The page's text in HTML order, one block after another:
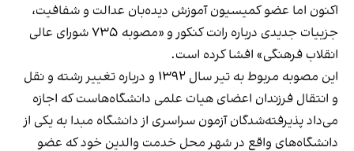
اکنون اما عضو کمیسیون آموزش دیده‌بان عدالت و شفافیت،
جزییات جدیدی درباره رانت کنکور و «مصوبه ۷۳۵ شورای عالی
انقلاب فرهنگی» افشا کرده است.
این مصوبه مربوط به تیر سال ۱۳۹۲ و درباره تغییر رشته و نقل
و انتقال فرزندان اعضای هیات علمی دانشگاه‌هاست که اجازه
می‌داد پذیرفته‌شدگان آزمون سراسری از دانشگاه مبدا به یکی از
دانشگاه‌های واقع در شهر محل خدمت والدین خود که عضو